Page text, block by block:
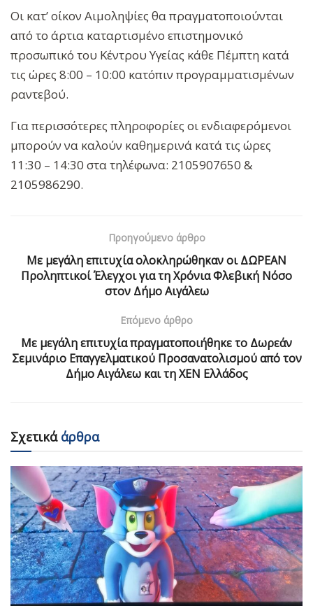
Οι κατ’ οίκον Αιμοληψίες θα πραγματοποιούνται
από το άρτια καταρτισμένο επιστημονικό
προσωπικό του Κέντρου Υγείας κάθε Πέμπτη κατά
τις ώρες 8:00 – 10:00 κατόπιν προγραμματισμένων
ραντεβού.
Για περισσότερες πληροφορίες οι ενδιαφερόμενοι
μπορούν να καλούν καθημερινά κατά τις ώρες
11:30 – 14:30 στα τηλέφωνα: 2105907650 &
2105986290.
Προηγούμενο άρθρο
Με μεγάλη επιτυχία ολοκληρώθηκαν οι ΔΩΡΕΑΝ
Προληπτικοί Έλεγχοι για τη Χρόνια Φλεβική Νόσο
στον Δήμο Αιγάλεω
Επόμενο άρθρο
Με μεγάλη επιτυχία πραγματοποιήθηκε το Δωρεάν
Σεμινάριο Επαγγελματικού Προσανατολισμού από τον
Δήμο Αιγάλεω και τη ΧΕΝ Ελλάδος
Σχετικάάρθρα